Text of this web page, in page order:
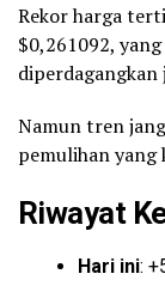
Rekor harga
$0,261092,
diperdagangkan
Namun tren
pemulihan yang
Riwayat
Hari ini: